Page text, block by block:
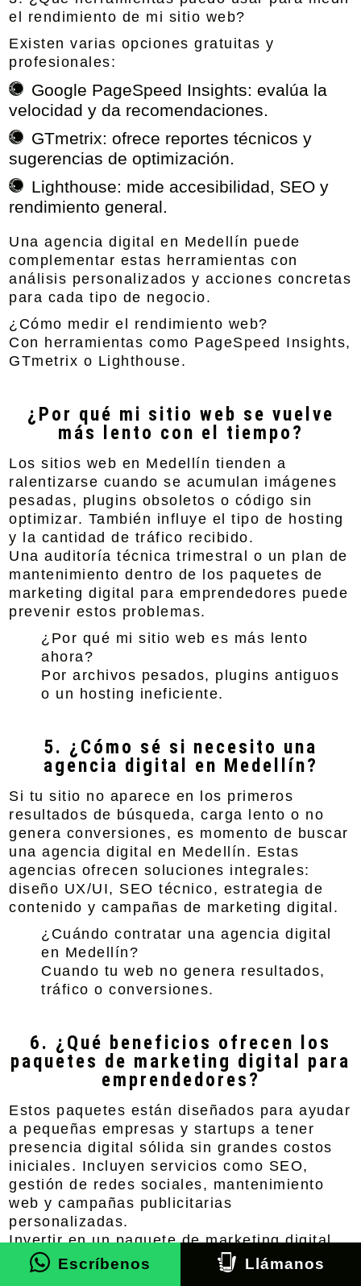
el rendimiento de mi sitio web?
Existen varias opciones gratuitas y
profesionales:
Google PageSpeed Insights: evalúa la
velocidad y da recomendaciones.
GTmetrix: ofrece reportes técnicos y
sugerencias de optimización.
Lighthouse: mide accesibilidad, SEO y
rendimiento general.
Una agencia digital en Medellín puede
complementar estas herramientas con
análisis personalizados y acciones concretas
para cada tipo de negocio.
¿Cómo medir el rendimiento web?
Con herramientas como PageSpeed Insights,
GTmetrix o Lighthouse.
¿Por qué mi sitio web se vuelve
más lento con el tiempo?
Los sitios web en Medellín tienden a
ralentizarse cuando se acumulan imágenes
pesadas, plugins obsoletos o código sin
optimizar. También influye el tipo de hosting
y la cantidad de tráfico recibido.
Una auditoría técnica trimestral o un plan de
mantenimiento dentro de los paquetes de
marketing digital para emprendedores puede
prevenir estos problemas.
¿Por qué mi sitio web es más lento
ahora?
Por archivos pesados, plugins antiguos
o un hosting ineficiente.
5. ¿Cómo sé si necesito una
agencia digital en Medellín?
Si tu sitio no aparece en los primeros
resultados de búsqueda, carga lento o no
genera conversiones, es momento de buscar
una agencia digital en Medellín. Estas
agencias ofrecen soluciones integrales:
diseño UX/UI, SEO técnico, estrategia de
contenido y campañas de marketing digital.
¿Cuándo contratar una agencia digital
en Medellín?
Cuando tu web no genera resultados,
tráfico o conversiones.
6. ¿Qué beneficios ofrecen los
paquetes de marketing digital para
emprendedores?
Estos paquetes están diseñados para ayudar
a pequeñas empresas y startups a tener
presencia digital sólida sin grandes costos
iniciales. Incluyen servicios como SEO,
gestión de redes sociales, mantenimiento
web y campañas publicitarias
personalizadas.
Invertir en un paquete de marketing digital
mejora el posicionamiento de tu sitio,
aumenta la visibilidad y acelera el
Escríbenos Llámanos